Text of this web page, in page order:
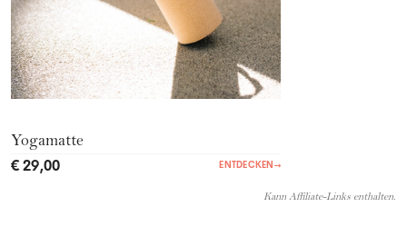
Yogamatte
€ 29,00 ENTDECKEN→
Kann Affiliate-Links enthalten.